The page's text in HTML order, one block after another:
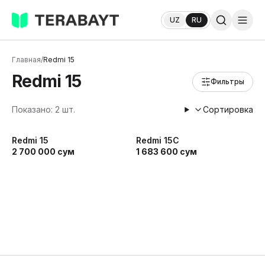
UZ RU
Главная/Redmi 15
Redmi 15 Фильтры
Показано: 2 шт. Сортировка
Redmi 15
2 700 000 сум
Redmi 15C
1 683 600 сум